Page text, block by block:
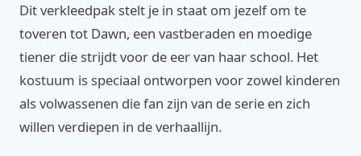
Dit verkleedpak stelt je in staat om jezelf om te
toveren tot Dawn, een vastberaden en moedige
tiener die strijdt voor de eer van haar school. Het
kostuum is speciaal ontworpen voor zowel kinderen
als volwassenen die fan zijn van de serie en zich
willen verdiepen in de verhaallijn.